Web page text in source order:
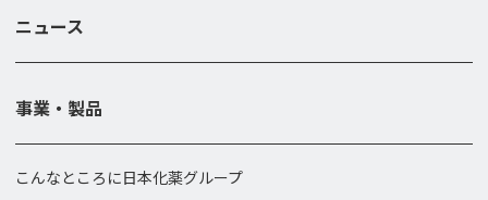
ニュース
事業・製品
こんなところに日本化薬グループ